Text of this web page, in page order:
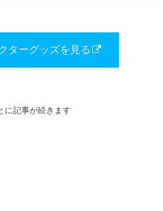
ターグッズを見る
に記事が続きます